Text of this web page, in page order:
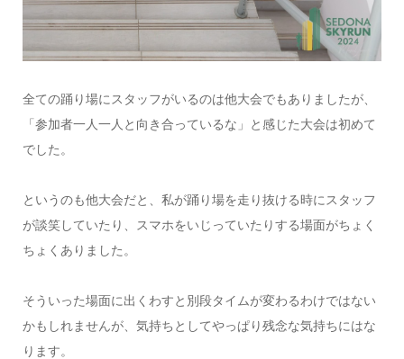
全ての踊り場にスタッフがいるのは他大会でもありましたが、
「参加者一人一人と向き合っているな」と感じた大会は初めて
でした。
というのも他大会だと、私が踊り場を走り抜ける時にスタッフ
が談笑していたり、スマホをいじっていたりする場面がちょく
ちょくありました。
そういった場面に出くわすと別段タイムが変わるわけではない
かもしれませんが、気持ちとしてやっぱり残念な気持ちにはな
ります。